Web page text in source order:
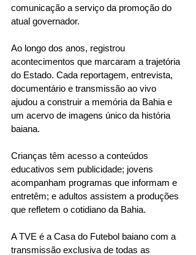
comunicação a serviço da promoção do
atual governador.
Ao longo dos anos, registrou
acontecimentos que marcaram a trajetória
do Estado. Cada reportagem, entrevista,
documentário e transmissão ao vivo
ajudou a construir a memória da Bahia e
um acervo de imagens único da história
baiana.
Crianças têm acesso a conteúdos
educativos sem publicidade; jovens
acompanham programas que informam e
entretêm; e adultos assistem a produções
que refletem o cotidiano da Bahia.
A TVE é a Casa do Futebol baiano com a
transmissão exclusiva de todas as